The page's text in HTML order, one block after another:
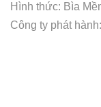
Hình thức: Bìa
Công ty phát